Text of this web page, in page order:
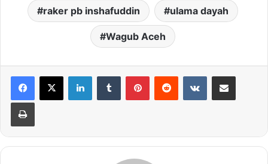
raker pb inshafuddin ulama dayah
Wagub Aceh
LinkedInTumblr PinterestReddit VKontakteShare via Email
Print